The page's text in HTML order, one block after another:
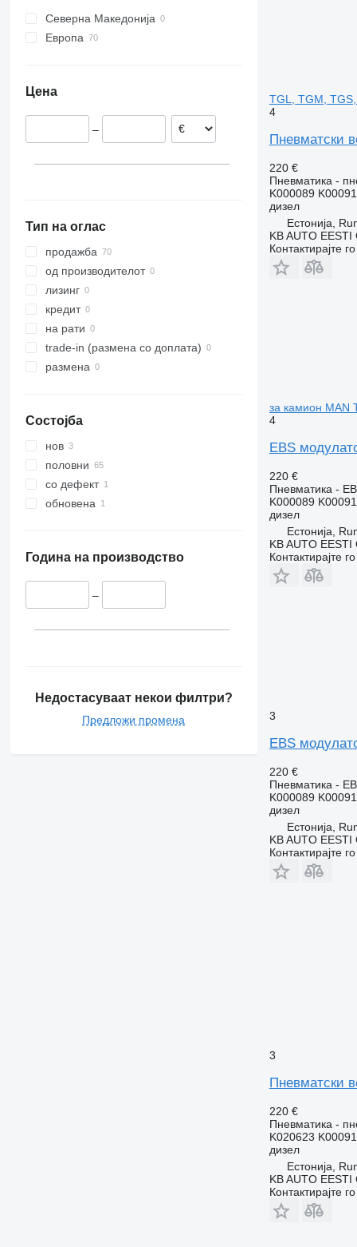
Vito
VNL
Северна Македонија
Европа
Германија
Белгија
Цена
–
Тип на оглас
продажба
од производителот
лизинг
кредит
на рати
trade-in (размена со доплата)
размена
Состојба
нов
половни
со дефект
обновена
Година на производство
–
Недостасуваат некои филтри?
Предложи промена
TGL, TGM,
4
Пневматски
220 €
Пневматика -
K000089
дизел
Естонија,
KB AUTO EESTI
Контактирајте
за камион MAN
4
EBS
220 €
Пневматика -
K000089
дизел
Естонија,
KB AUTO EESTI
Контактирајте
3
EBS
220 €
Пневматика -
K000089
дизел
Естонија,
KB AUTO EESTI
Контактирајте
3
Пневматски
220 €
Пневматика -
K020623
дизел
Естонија,
KB AUTO EESTI
Контактирајте